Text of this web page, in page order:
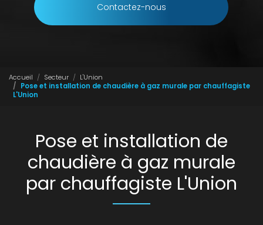
Contactez-nous
Accueil Secteur
L'Union
Pose et installation de chaudière à gaz murale par chauffagiste
L'Union
Pose et installation de
chaudière à gaz murale
par chauffagiste L'Union